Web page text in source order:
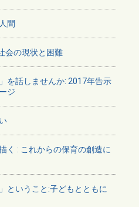
間
会の現状と困難
を話しませんか: 2017年告示
ジ
く : これからの保育の創造に
ということ:子どもとともに